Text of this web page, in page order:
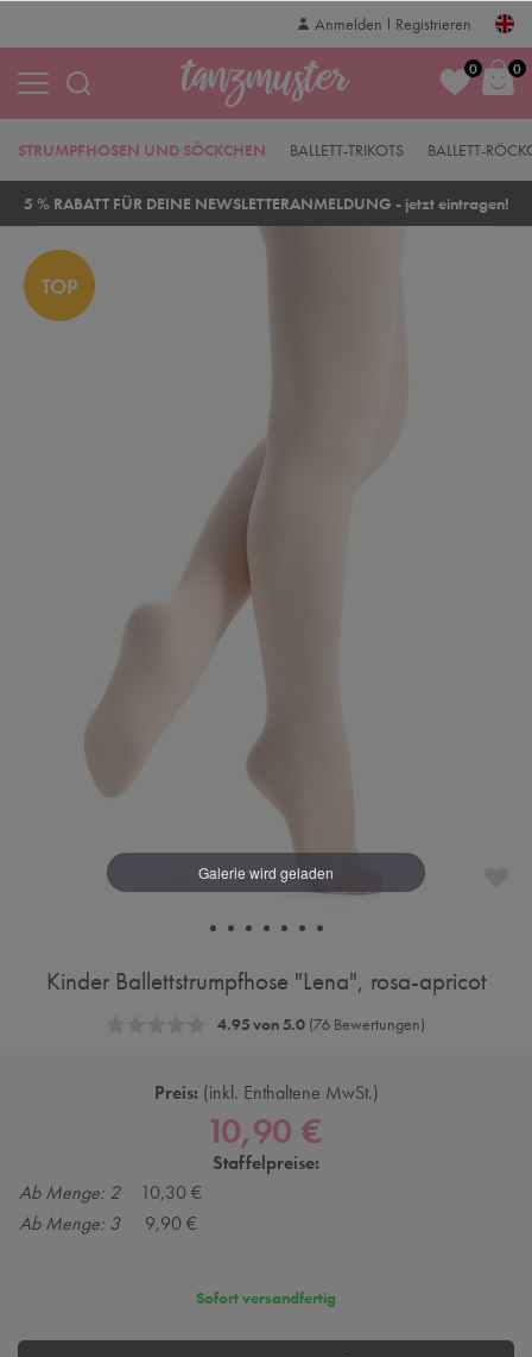
Anmelden Registrieren
0 0
BALLETT-
BALLETT-TRIKOTS
STRUMPFHOSEN UND SÖCKCHEN
5 % RABATT FÜR DEINE NEWSLETTERANMELDUNG - jetzt eintragen!
TOP
Kinder Ballettstrumpfhose "Lena", rosa-apricot
4.95 von 5.0 (76 Bewertungen)
Preis: inkl. Enthaltene MwSt.
10,90 €
Staffelpreise:
Ab Menge: 2
10,30 €
Ab Menge: 3
9,90 €
Sofort versandfertig